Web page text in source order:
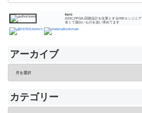
kero
ASIC,FPGA,回路設計を生業とするHWエンジニア
安くて面白いものを追い求めてます
アーカイブ
カテゴリー